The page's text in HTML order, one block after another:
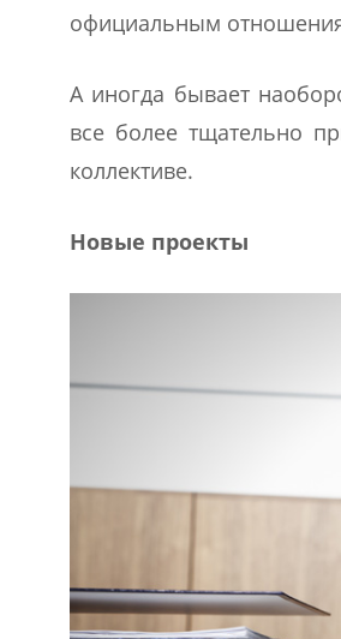
официальным
А иногда бывает
все более тщательно
коллективе.
Новые проекты